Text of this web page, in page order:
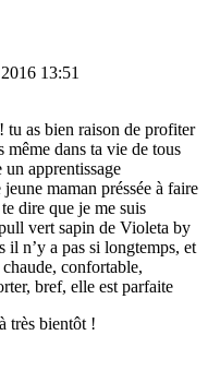
13:51
tu as bien raison de profiter
même dans ta vie de tous
un apprentissage
maman préssée à faire
dire que je me suis
vert sapin de Violeta by
il n’y a pas si longtemps, et
confortable,
bref, elle est parfaite
très bientôt !